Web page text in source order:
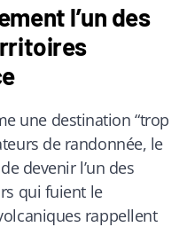
l’un des
une destination “trop
de randonnée, le
devenir l’un des
qui fuient le
rappellent